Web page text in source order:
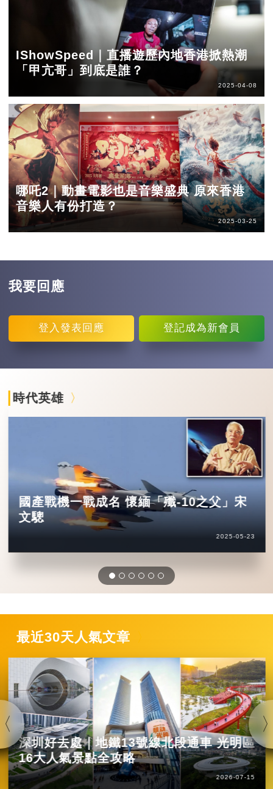
IShowSpeed｜直播遊歷內地香港掀熱潮
「甲亢哥」到底是誰？
2025-04-08
哪吒2｜動畫電影也是音樂盛典 原來香港
音樂人有份打造？
2025-03-25
我要回應
登入 發表回應 登記成為新會員
時代英雄
國產戰機一戰成名 懷緬「殲-10之父」宋
文驄
2025-05-23
最近30天人氣文章
深圳好去處｜地鐵13號線北段通車 光明區
16大人氣景點全攻略
2026-07-15